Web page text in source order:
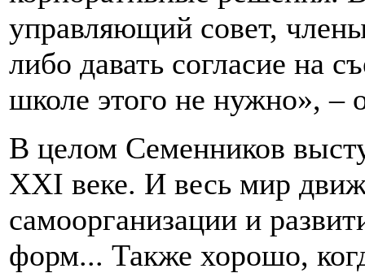
управляющий совет,
либо давать согласие на
школе этого не нужно», –
В целом Семенников
XXI веке. И весь мир
самоорганизации и
форм... Также хорошо,